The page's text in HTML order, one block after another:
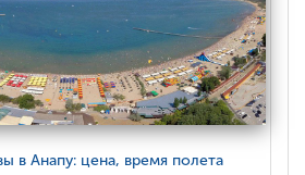
в Анапу: цена, время полета